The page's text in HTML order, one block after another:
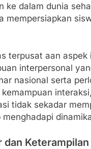
ke dalam dunia
mempersiapkan
terpusat aan
interpersonal
nasional serta
tidak sekadar
dan